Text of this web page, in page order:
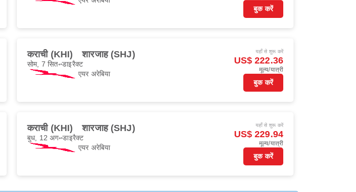
बुक करें
कराची (KHI) शारजाह (SHJ)
सोम, 7 सित॰डाइरैक्ट
एयर अरेबिया
यहाँ से शुरू करें
US$ 222.36
मूल्य/यात्री
बुक करें
कराची (KHI) शारजाह (SHJ)
बुध, 12 अग॰डाइरैक्ट
एयर अरेबिया
यहाँ से शुरू करें
US$ 229.94
मूल्य/यात्री
बुक करें